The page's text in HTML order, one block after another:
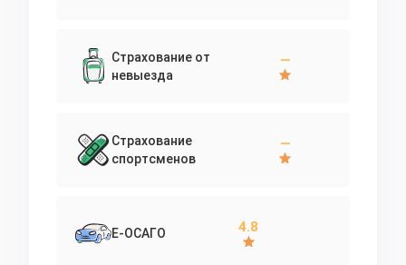
Страхование от
невыезда
—
Страхование
спортсменов
—
Е-ОСАГО 4.8